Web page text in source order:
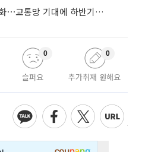
부울경 메가시티 논의 본격화⋯교통망 기대에 하반기 분양시장 '주목'
슬퍼요
0
추가취재 원해요
0